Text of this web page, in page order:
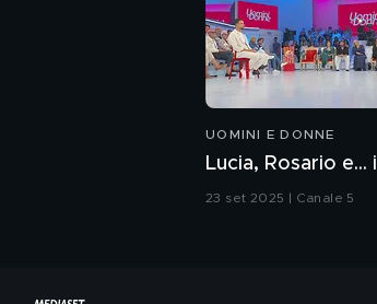
UOMINI E DONNE
Lucia, Rosario e...
23 set 2025 | Canale 5